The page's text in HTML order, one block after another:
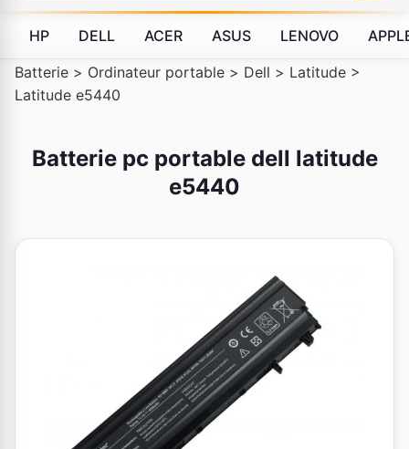
HP DELL ACER ASUS LENOVO
Batterie > Ordinateur portable > Dell > Latitude >
Latitude e5440
Batterie pc portable dell latitude
e5440